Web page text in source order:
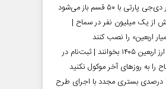
با ۵۰ قسم باز می‌شود
از یک میلیون نفر در سماح |
اربعین» را نصب کنند
متقاضیان ارز اربعین ۱۴۰۵ بخوانند | ثبت‌نام در
را به روز‌های آخر موکول نکنید
کاهش ۲۵ درصدی بستری مجدد با اجرای طرح